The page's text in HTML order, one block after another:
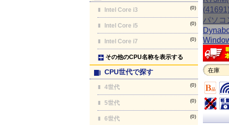
Intel Core i3 (0)
Intel Core i5 (0)
Intel Core i7 (0)
その他のCPU名称を表示する
CPU世代で探す
4世代 (0)
5世代 (0)
6世代 (0)
在庫